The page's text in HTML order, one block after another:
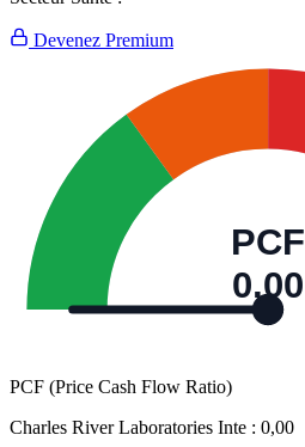
Devenez Premium
PCF
0,00
PCF (Price Cash Flow Ratio)
Charles River Laboratories Inte : 0,00